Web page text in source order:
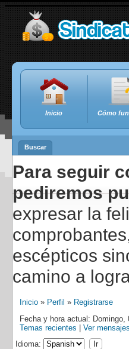
Inicio Cómo
Buscar
Para seguir
pediremos
expresar la
escépticos
camino a
Inicio » Perfil » Registrarse
Fecha y hora actual: Domingo,
Temas recientes
Ver
Idioma: